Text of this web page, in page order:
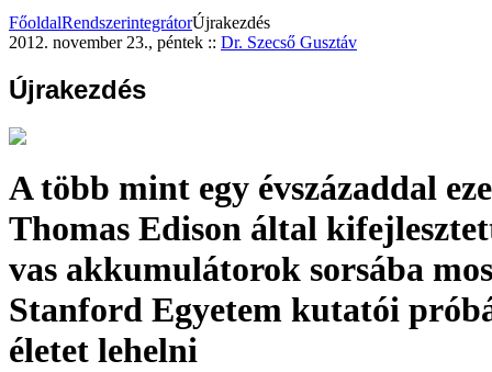
FőoldalRendszerintegrátorÚjrakezdés
2012. november 23., péntek :: Dr. Szecső Gusztáv
Újrakezdés
A több mint egy évszázaddal
Thomas Edison által
vas akkumulátorok sorsába
Stanford Egyetem kutatói
életet lehelni